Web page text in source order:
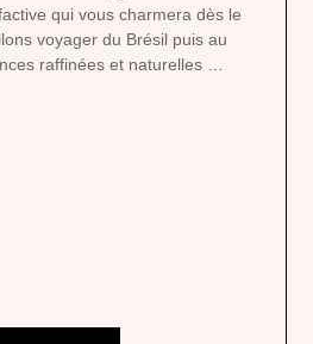
qui vous charmera dès le
voyager du Brésil puis au
raffinées et naturelles …